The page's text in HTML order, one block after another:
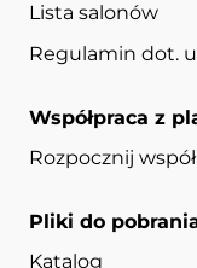
Lista salonów
Regulamin dot.
Współpraca z
Rozpocznij
Pliki do
Katalog